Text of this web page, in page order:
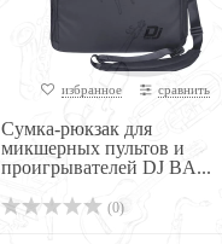
избранное сравнить
Сумка-рюкзак для
микшерных пультов и
проигрывателей DJ BA...
(0)